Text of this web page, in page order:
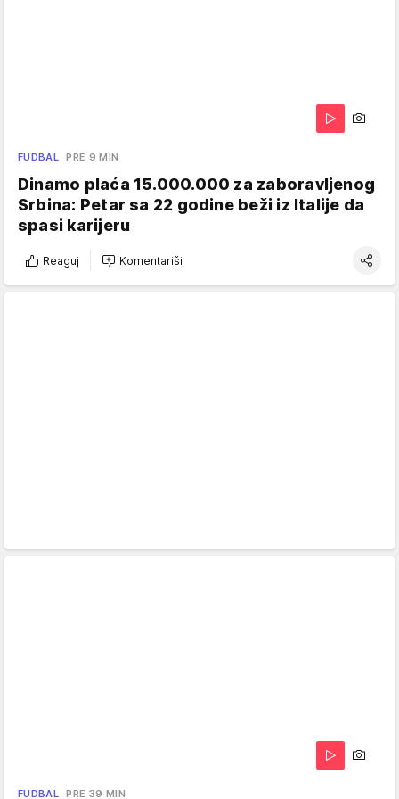
FUDBAL PRE 9 MIN
Dinamo plaća 15.000.000 za zaboravljenog
Srbina: Petar sa 22 godine beži iz Italije da
spasi karijeru
Reaguj Komentariši
FUDBAL PRE 39 MIN